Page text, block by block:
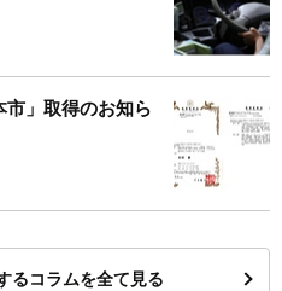
市」取得のお知ら
るコラムを全て見る